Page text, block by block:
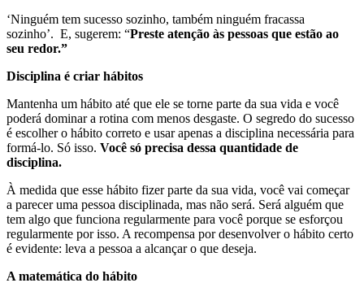
‘Ninguém tem sucesso sozinho, também ninguém fracassa
sozinho’. E, sugerem: “Preste atenção às pessoas que estão ao
seu redor.”
Disciplina é criar hábitos
Mantenha um hábito até que ele se torne parte da sua vida e você
poderá dominar a rotina com menos desgaste. O segredo do sucesso
é escolher o hábito correto e usar apenas a disciplina necessária para
formá-lo. Só isso. Você só precisa dessa quantidade de
disciplina.
À medida que esse hábito fizer parte da sua vida, você vai começar
a parecer uma pessoa disciplinada, mas não será. Será alguém que
tem algo que funciona regularmente para você porque se esforçou
regularmente por isso. A recompensa por desenvolver o hábito certo
é evidente: leva a pessoa a alcançar o que deseja.
A matemática do hábito